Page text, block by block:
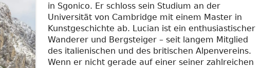
in Sgonico. Er schloss sein Studium an der
Universität von Cambridge mit einem Master in
Kunstgeschichte ab. Lucian ist ein enthusiastischer
Wanderer und Bergsteiger – seit langem Mitglied
des italienischen und des britischen Alpenvereins.
Wenn er nicht gerade auf einer seiner zahlreichen